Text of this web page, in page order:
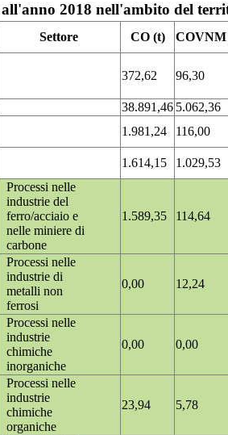
2018 nell'ambito del
Settore CO (t)
COVNM
372,62 96,30
38.891,46 5.062,36
1.981,24
116,00
1.614,15
1.029,53
Processi nelle
industrie del
ferro/acciaio e
nelle miniere di
carbone
1.589,35 114,64
Processi nelle
industrie di
metalli non
ferrosi
0,00 12,24
Processi nelle
industrie
chimiche
inorganiche
0,00 0,00
Processi nelle
industrie
chimiche
organiche
23,94 5,78